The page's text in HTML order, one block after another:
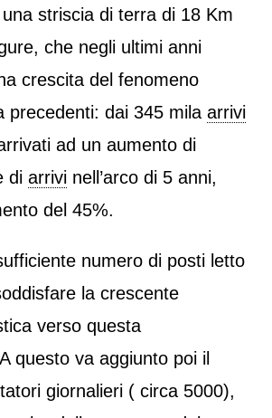
striscia di terra di 18 Km
che negli ultimi anni
crescita del fenomeno
precedenti: dai 345 mila arrivi
ad un aumento di
di arrivinell’arco di 5 anni,
del 45%.
numero di posti letto
la crescente
verso questa
questo va aggiunto poi il
giornalieri ( circa 5000),